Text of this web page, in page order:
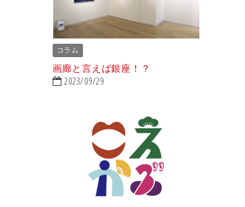
コラム
画廊と言えば銀座！？
2023/09/29